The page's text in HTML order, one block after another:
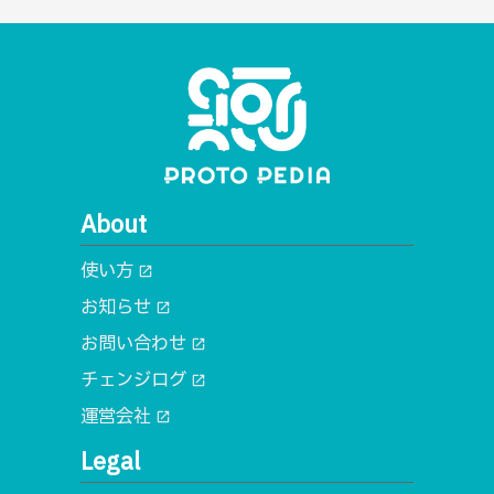
About
使い方 open_in_new
お知らせ open_in_new
お問い合わせ open_in_new
チェンジログ open_in_new
運営会社 open_in_new
Legal